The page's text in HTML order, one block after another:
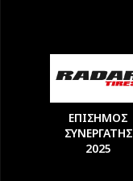
ΕΠΙΣΗΜΟΣ
ΣΥΝΕΡΓΑΤΗΣ
2025